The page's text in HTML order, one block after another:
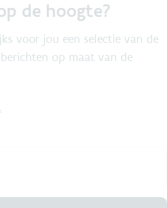
de hoogte?
voor jou een selectie van de
op maat van de